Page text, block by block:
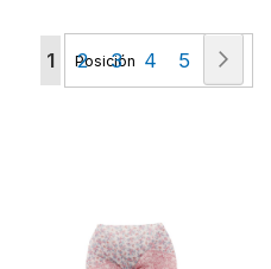
Actualmente
1 Página
2 Página
3 Página
4 Página
5